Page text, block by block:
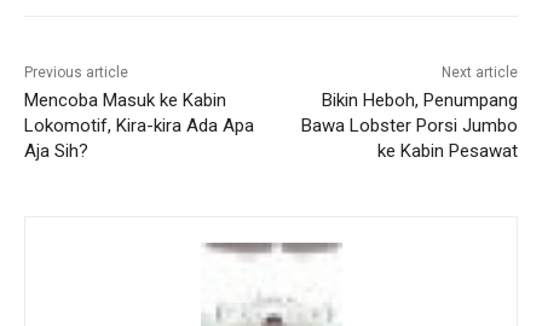
Previous article
Mencoba Masuk ke Kabin
Lokomotif, Kira-kira Ada Apa
Aja Sih?
Next article
Bikin Heboh, Penumpang
Bawa Lobster Porsi Jumbo
ke Kabin Pesawat